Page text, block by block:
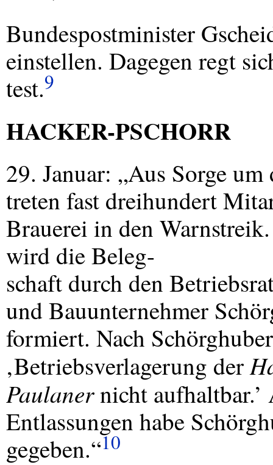
Bundespostminister
einstellen. Dagegen regt
test.9
HACKER-PSCHORR
29. Januar: „Aus Sorge
treten fast dreihundert
Brauerei in den
wird die Beleg-
schaft durch den
und Bauunternehmer
formiert. Nach
‚Betriebsverlagerung der
Paulanernicht aufhaltbar.’
Entlassungen habe
gegeben.“10